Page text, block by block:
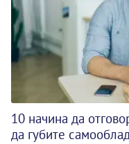
10 начина да
да губите